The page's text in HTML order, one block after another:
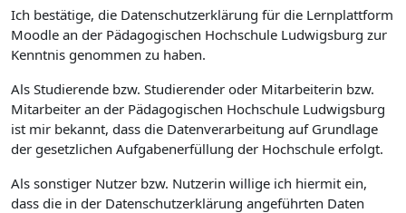
Ich bestätige, die Datenschutzerklärung für die Lernplattform
Moodle an der Pädagogischen Hochschule Ludwigsburg zur
Kenntnis genommen zu haben.
Als Studierende bzw. Studierender oder Mitarbeiterin bzw.
Mitarbeiter an der Pädagogischen Hochschule Ludwigsburg
ist mir bekannt, dass die Datenverarbeitung auf Grundlage
der gesetzlichen Aufgabenerfüllung der Hochschule erfolgt.
Als sonstiger Nutzer bzw. Nutzerin willige ich hiermit ein,
dass die in der Datenschutzerklärung angeführten Daten